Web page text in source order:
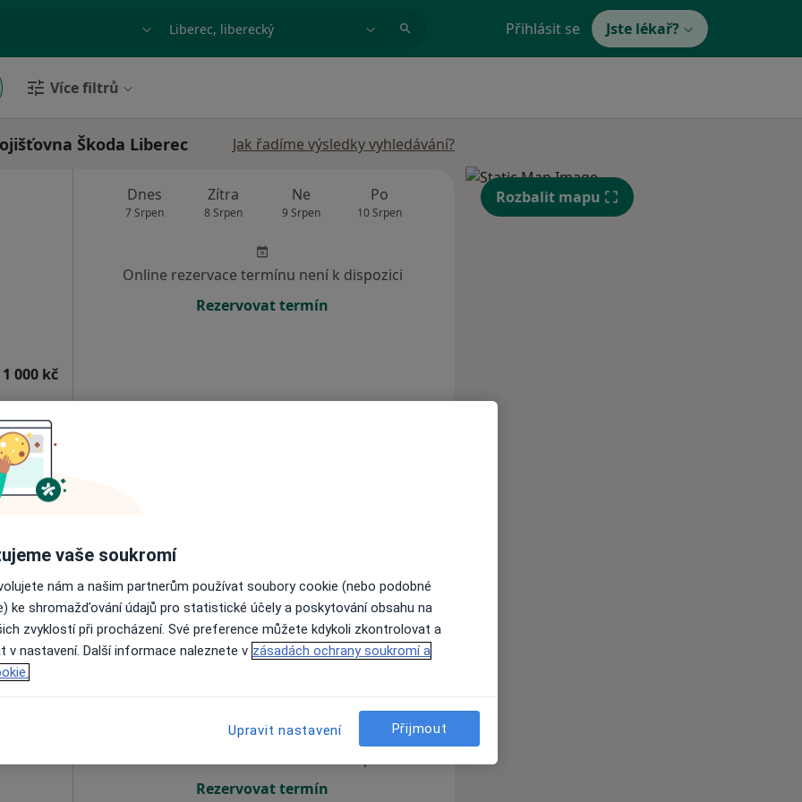
nemoc nebo příjmení Město nebo region Přihlásit se Jste lékař?
Více filtrů
Škoda Liberec Jak řadíme výsledky vyhledávání?
000 kč
Dnes
7 Srpen
Zítra
8 Srpen
Ne
9 Srpen
Po
10 Srpen
St Čt
13 Srpen
Online rezervace termínu není k dispozici
Rezervovat termín
Rezervovat termín
Rozbalit mapu
vaše soukromí
nám a našim partnerům používat soubory cookie (nebo podobné
ke shromažďování údajů pro statistické účely a poskytování obsahu na
zvyklostí při procházení. Své preference můžete kdykoli zkontrolovat a
v nastavení. Další informace naleznete v zásadách ochrany soukromí a
Upravit nastavení Přijmout